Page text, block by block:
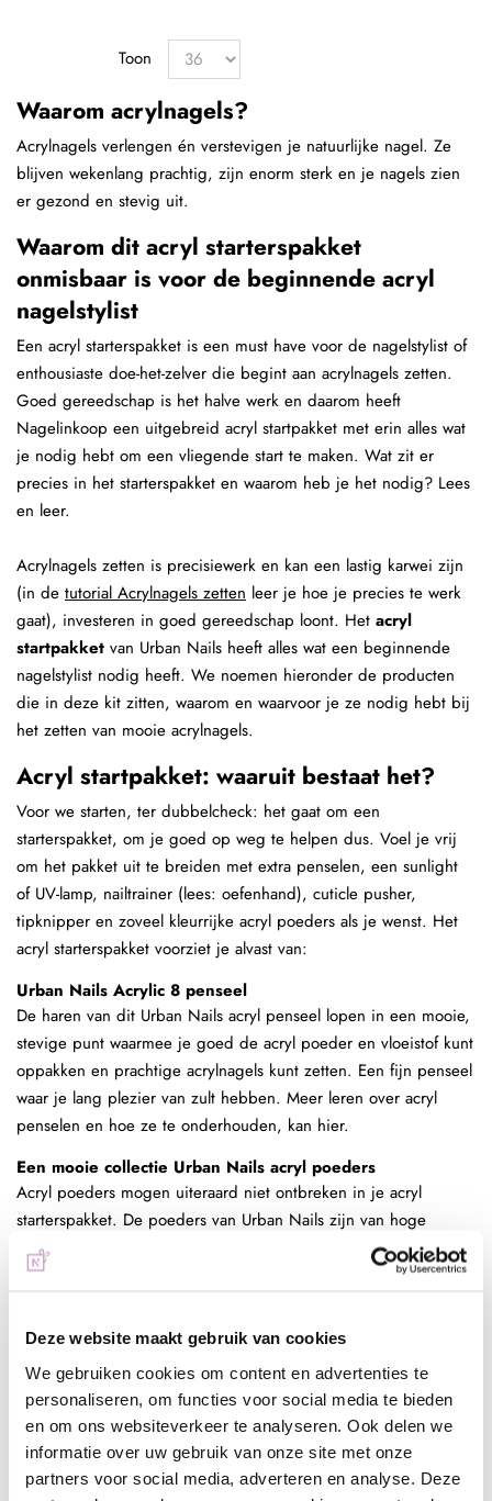
Deze website maakt gebruik van cookies
We gebruiken cookies om content en advertenties te
personaliseren, om functies voor social media te bieden
en om ons websiteverkeer te analyseren. Ook delen we
informatie over uw gebruik van onze site met onze
partners voor social media, adverteren en analyse. Deze
Toon
Waarom acrylnagels?
Acrylnagels verlengen én verstevigen je natuurlijke nagel. Ze
blijven wekenlang prachtig, zijn enorm sterk en je nagels zien
er gezond en stevig uit.
Waarom dit acryl starterspakket
onmisbaar is voor de beginnende acryl
nagelstylist
Een acryl starterspakket is een must have voor de nagelstylist of
enthousiaste doe-het-zelver die begint aan acrylnagels zetten.
Goed gereedschap is het halve werk en daarom heeft
Nagelinkoop een uitgebreid acryl startpakket met erin alles wat
je nodig hebt om een vliegende start te maken. Wat zit er
precies in het starterspakket en waarom heb je het nodig? Lees
en leer.
Acrylnagels zetten is precisiewerk en kan een lastig karwei zijn
(in de tutorial Acrylnagels zetten leer je hoe je precies te werk
gaat), investeren in goed gereedschap loont. Het acryl
startpakket van Urban Nails heeft alles wat een beginnende
nagelstylist nodig heeft. We noemen hieronder de producten
die in deze kit zitten, waarom en waarvoor je ze nodig hebt bij
het zetten van mooie acrylnagels.
Acryl startpakket: waaruit bestaat het?
Voor we starten, ter dubbelcheck: het gaat om een
starterspakket, om je goed op weg te helpen dus. Voel je vrij
om het pakket uit te breiden met extra penselen, een sunlight
of UV-lamp, nailtrainer (lees: oefenhand), cuticle pusher,
tipknipper en zoveel kleurrijke acryl poeders als je wenst. Het
acryl starterspakket voorziet je alvast van:
Urban Nails Acrylic 8 penseel
De haren van dit Urban Nails acryl penseel lopen in een mooie,
stevige punt waarmee je goed de acryl poeder en vloeistof kunt
oppakken en prachtige acrylnagels kunt zetten. Een fijn penseel
waar je lang plezier van zult hebben. Meer leren over acryl
penselen en hoe ze te onderhouden, kan hier.
Een mooie collectie Urban Nails acryl poeders
Acryl poeders mogen uiteraard niet ontbreken in je acryl
starterspakket. De poeders van Urban Nails zijn van hoge
kwaliteit en vormen een ijzersterke basis voor mooie
acrylnagels. Ze hebben een snelle uithardingstijd en zijn
zetten van French manicure, maar ook voor knappe nailart. De
Urban Nails acryl poeder
Extreme White 10g
Urban Nails acryl poeder Perfect Clear 10g
Urban Nails acryl poeder Pink Blush 10g